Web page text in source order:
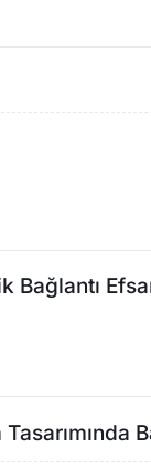
Bağlantı